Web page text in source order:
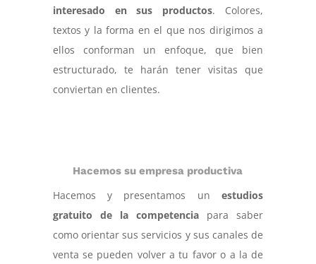
interesado en sus productos. Colores,
textos y la forma en el que nos dirigimos a
ellos conforman un enfoque, que bien
estructurado, te harán tener visitas que
conviertan en clientes.
Hacemos su empresa productiva
Hacemos y presentamos unestudios
gratuito de la competencia para saber
como orientar sus servicios y sus canales de
venta se pueden volver a tu favor o a la de